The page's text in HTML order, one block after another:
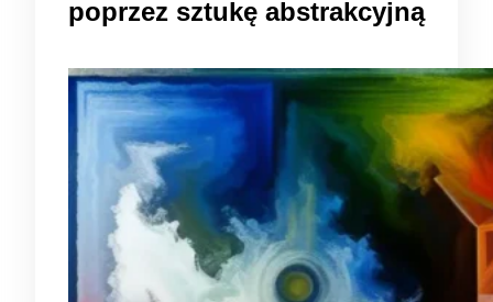
poprzez sztukę abstrakcyjną